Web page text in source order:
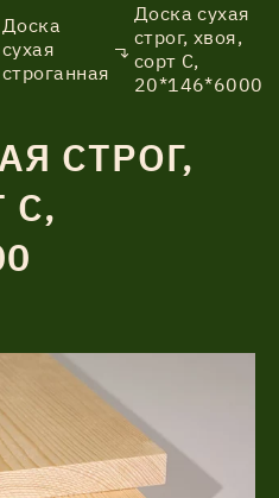
Всеволожский р-н, пос.
Доска
сухая
строганная
Доска сухая
строг, хвоя,
сорт С,
20*146*6000
СТРОГ,
С,
об обработке